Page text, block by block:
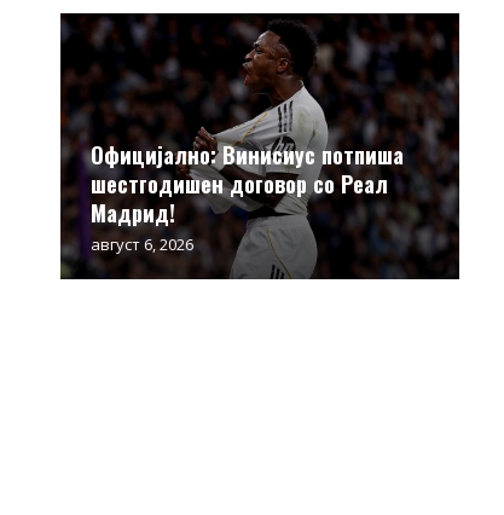
Официјално: Винисиус потпиша
шестгодишен договор со Реал
Мадрид!
август 6, 2026